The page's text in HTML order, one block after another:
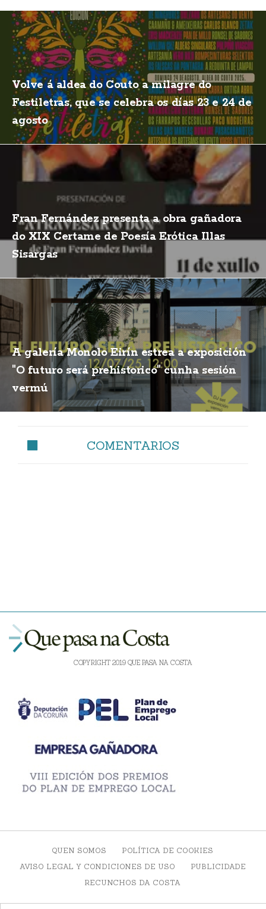
Volve á aldea do Couto a milagre do
Festiletras, que se celebra os días 23 e 24 de
agosto
Fran Fernández presenta a obra gañadora
do XIX Certame de Poesía Erótica Illas
Sisargas
A galería Monolo Eirín estrea a exposición
"O futuro será prehistorico" cunha sesión
vermú
COMENTARIOS
COPYRIGHT 2019 QUE PASA NA COSTA
QUEN SOMOS
POLÍTICA DE COOKIES
AVISO LEGAL Y CONDICIONES DE USO
PUBLICIDADE
RECUNCHOS DA COSTA